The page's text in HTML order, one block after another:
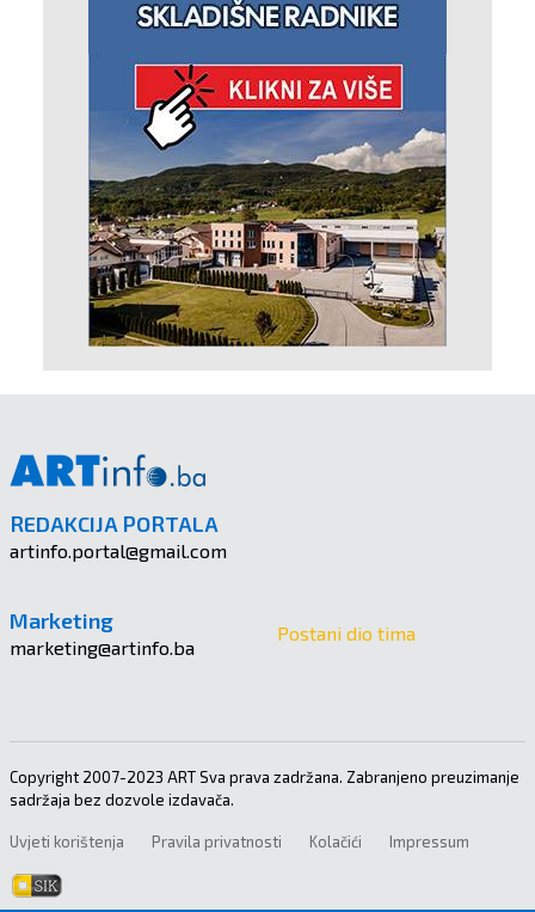
REDAKCIJA PORTALA
artinfo.portal@gmail.com
Marketing
marketing@artinfo.ba
Postani dio tima
Copyright 2007-2023 ART Sva prava zadržana. Zabranjeno preuzimanje
sadržaja bez dozvole izdavača.
Uvjeti korištenja Pravila privatnosti Kolačići Impressum